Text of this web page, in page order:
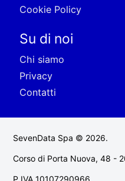
Cookie Policy
Su di noi
Chi siamo
Privacy
Contatti
SevenData Spa © 2026.
Corso di Porta Nuova, 48 -
P.IVA 10107290966